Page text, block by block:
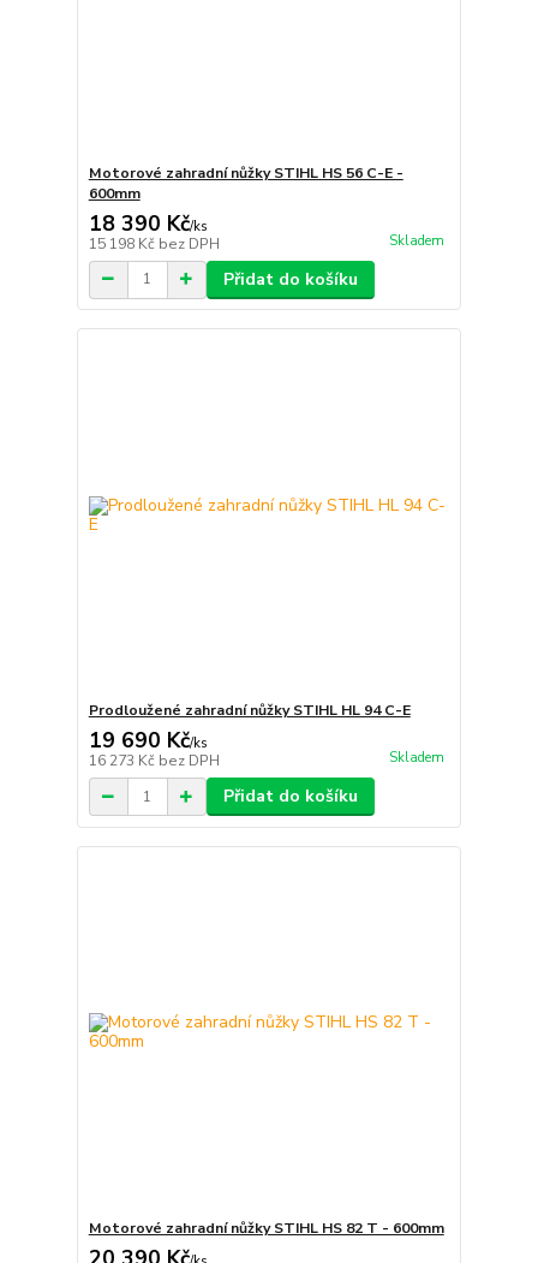
Motorové zahradní nůžky STIHL HS 56 C-E -
600mm
18 390 Kč/ks
15 198 Kč bez DPH Skladem
Přidat do košíku
Prodloužené zahradní nůžky STIHL HL 94 C-E
19 690 Kč/ks
16 273 Kč bez DPH Skladem
Přidat do košíku
Motorové zahradní nůžky STIHL HS 82 T - 600mm